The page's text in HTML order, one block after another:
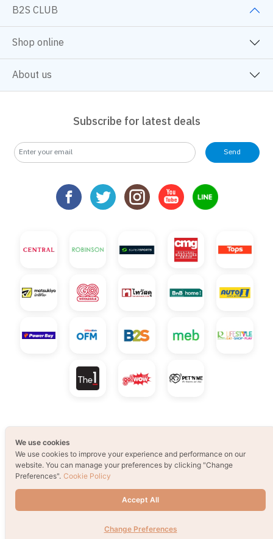
B2S CLUB
Shop online
About us
Subscribe for latest deals
Send
Design by1001click.
We use cookies
We use cookies to improve your experience and performance on our
website. You can manage your preferences by clicking "Change
Preferences". Cookie Policy
Accept All
Change Preferences